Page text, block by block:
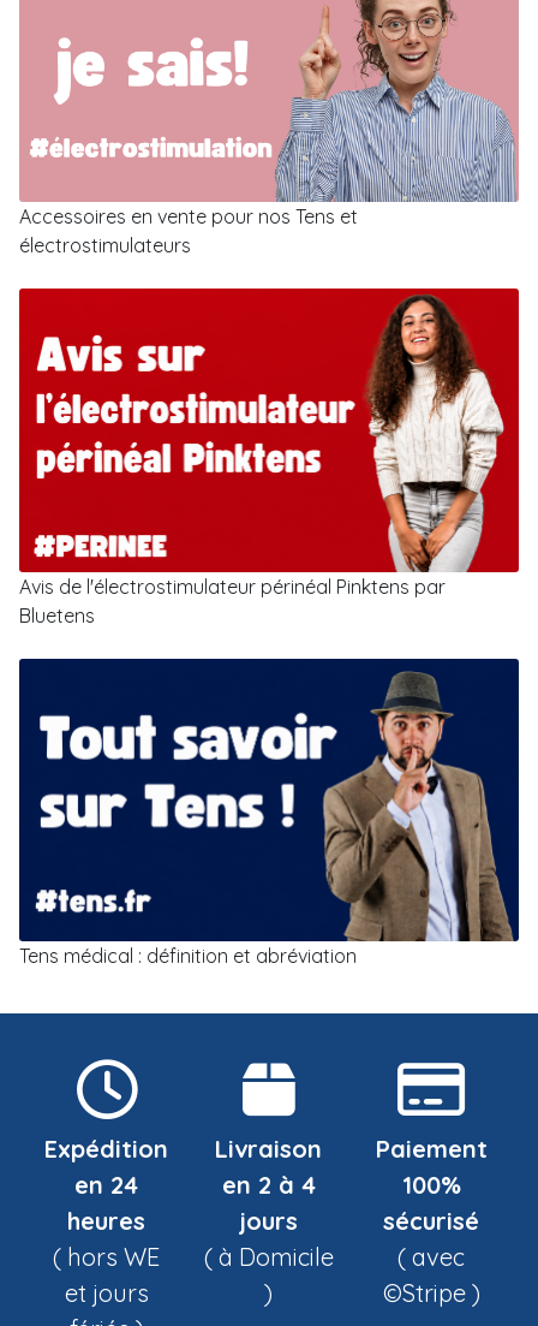
Accessoires en vente pour nos Tens et
électrostimulateurs
Avis de l'électrostimulateur périnéal Pinktens par
Bluetens
Tens médical : définition et abréviation
Expédition
en 24
heures
( hors WE
et jours
Livraison
en 2 à 4
jours
( à Domicile
)
Paiement
100%
sécurisé
( avec
©Stripe )